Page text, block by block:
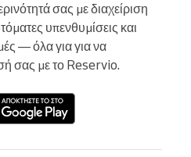
σας με διαχείριση
υπενθυμίσεις και
— όλα για για να
σας με το Reservio.